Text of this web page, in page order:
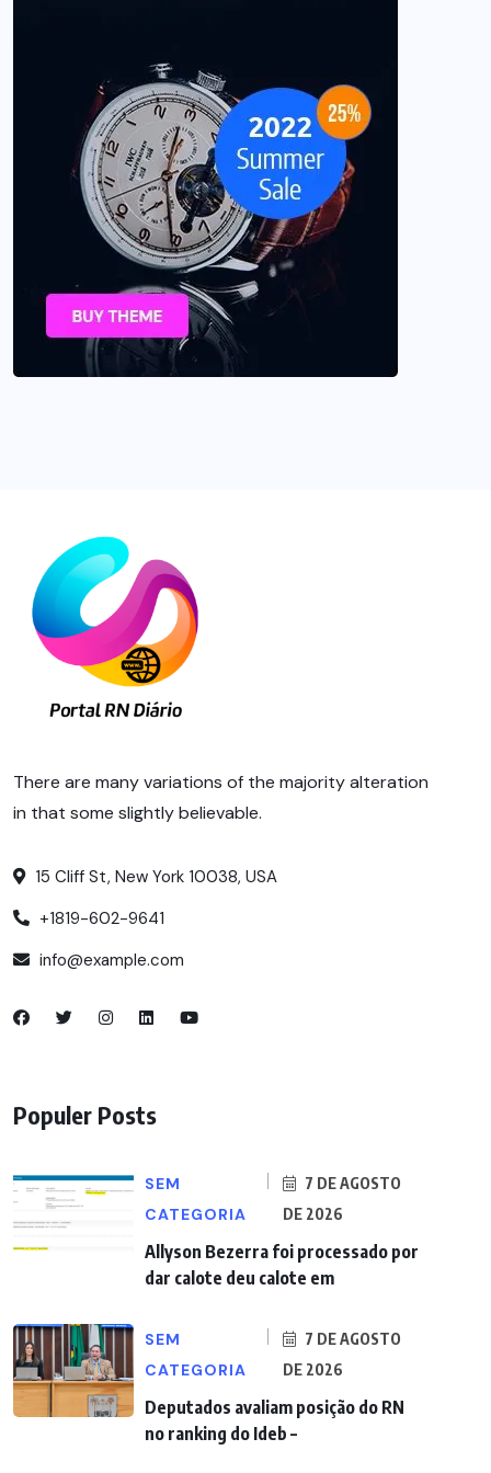
There are many variations of the majority alteration
in that some slightly believable.
15 Cliff St, New York 10038, USA
+1819-602-9641
info@example.com
Populer Posts
SEM
CATEGORIA
7 DE AGOSTO
DE 2026
Allyson Bezerra foi processado por
dar calote deu calote em
SEM
CATEGORIA
7 DE AGOSTO
DE 2026
Deputados avaliam posição do RN
no ranking do Ideb –